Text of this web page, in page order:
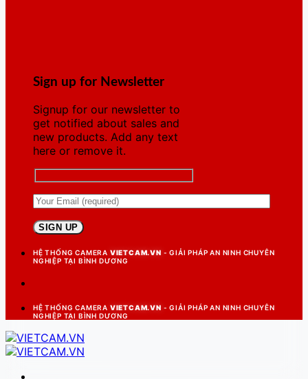
Sign up for Newsletter
Signup for our newsletter to
get notified about sales and
new products. Add any text
here or remove it.
HỆ THỐNG CAMERA VIETCAM.VN - GIẢI PHÁP AN NINH CHUYÊN
NGHIỆP TẠI BÌNH DƯƠNG
HỆ THỐNG CAMERA VIETCAM.VN - GIẢI PHÁP AN NINH CHUYÊN
NGHIỆP TẠI BÌNH DƯƠNG